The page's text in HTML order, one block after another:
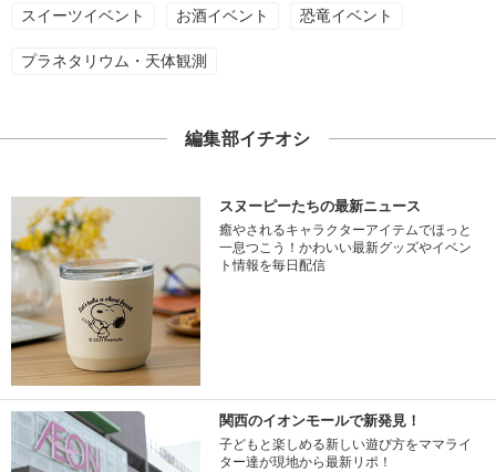
スイーツイベント お酒イベント 恐竜イベント
プラネタリウム・天体観測
編集部イチオシ
スヌーピーたちの最新ニュース
癒やされるキャラクターアイテムでほっと
一息つこう！かわいい最新グッズやイベン
ト情報を毎日配信
関西のイオンモールで新発見！
子どもと楽しめる新しい遊び方をママライ
ター達が現地から最新リポ！